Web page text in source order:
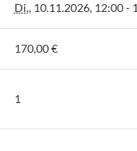
Di., 10.11.2026, 12:00 -
170,00 €
1